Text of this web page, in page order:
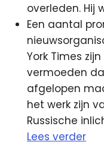
overleden. Hij
Een aantal
York Times
vermoeden
afgelopen
het werk zijn
Russische
Lees verder